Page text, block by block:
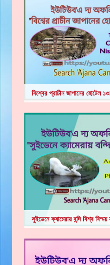
বিশ্বের প্রাচীন জাপানের হোটেল
সুইডেনে ক্যামেরায় বন্দি বিশ্ব বিস্ময়